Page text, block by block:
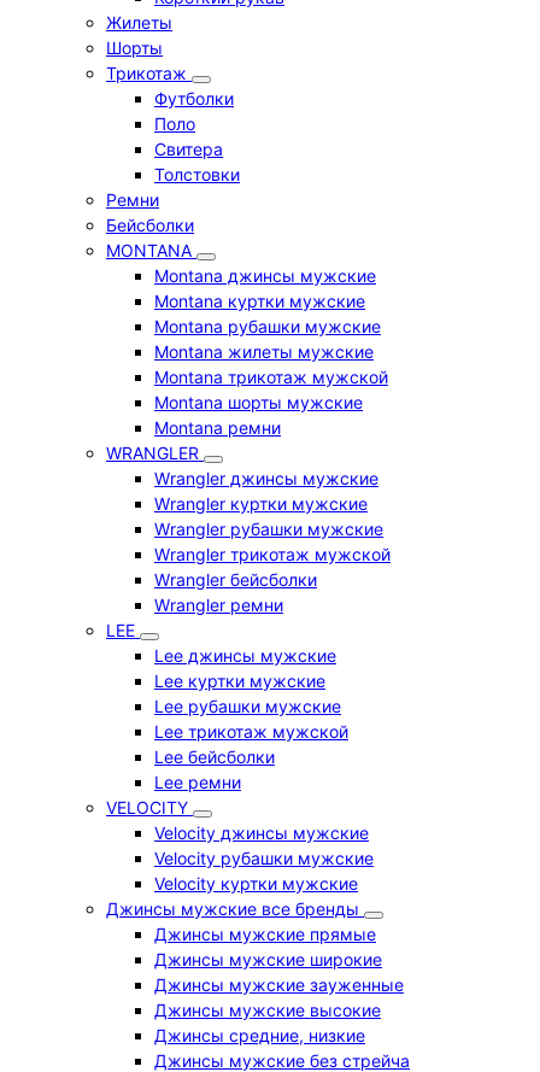
Жилеты
Шорты
Трикотаж
Футболки
Поло
Свитера
Толстовки
Ремни
Бейсболки
MONTANA
Montana джинсы мужские
Montana куртки мужские
Montana рубашки мужские
Montana жилеты мужские
Montana трикотаж мужской
Montana шорты мужские
Montana ремни
WRANGLER
Wrangler джинсы мужские
Wrangler куртки мужские
Wrangler рубашки мужские
Wrangler трикотаж мужской
Wrangler бейсболки
Wrangler ремни
LEE
Lee джинсы мужские
Lee куртки мужские
Lee рубашки мужские
Lee трикотаж мужской
Lee бейсболки
Lee ремни
VELOCITY
Velocity джинсы мужские
Velocity рубашки мужские
Velocity куртки мужские
Джинсы мужские все бренды
Джинсы мужские прямые
Джинсы мужские широкие
Джинсы мужские зауженные
Джинсы мужские высокие
Джинсы средние, низкие
Джинсы мужские без стрейча